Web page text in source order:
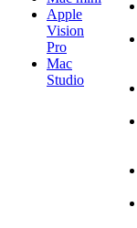
Apple
Vision
Pro
Mac
Studio